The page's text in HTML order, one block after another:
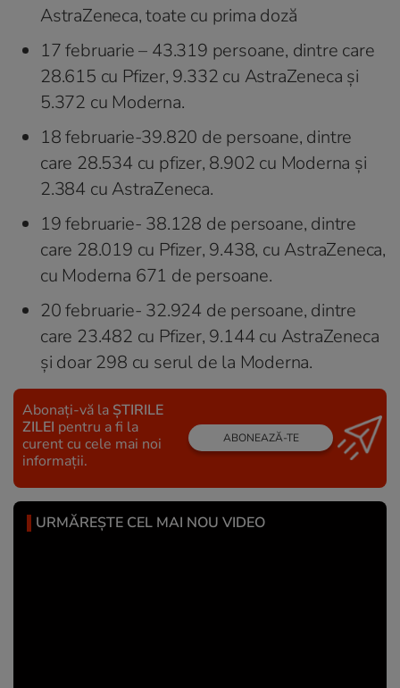
AstraZeneca, toate cu prima doză
17 februarie – 43.319 persoane, dintre care
28.615 cu Pfizer, 9.332 cu AstraZeneca și
5.372 cu Moderna.
18 februarie-39.820 de persoane, dintre
care 28.534 cu pfizer, 8.902 cu Moderna și
2.384 cu AstraZeneca.
19 februarie- 38.128 de persoane, dintre
care 28.019 cu Pfizer, 9.438, cu AstraZeneca,
cu Moderna 671 de persoane.
20 februarie- 32.924 de persoane, dintre
care 23.482 cu Pfizer, 9.144 cu AstraZeneca
și doar 298 cu serul de la Moderna.
Abonați-vă la ȘTIRILE
ZILEI pentru a fi la
curent cu cele mai noi
informații.
ABONEAZĂ-TE
URMĂREȘTE CEL MAI NOU VIDEO